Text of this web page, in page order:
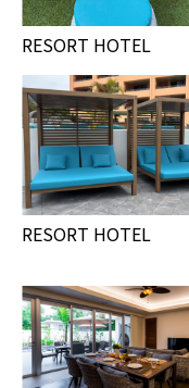
RESORT HOTEL
RESORT HOTEL